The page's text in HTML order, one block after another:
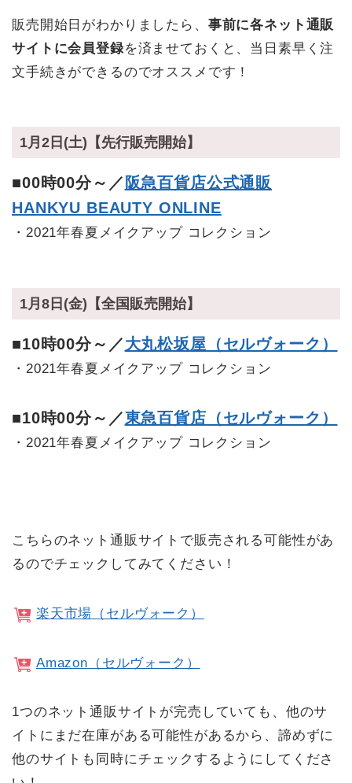
販売開始日がわかりましたら、 事前に各ネット通販
サイトに会員登録を済ませておくと、当日素早く注
文手続きができるのでオススメです！
1月2日(土)【先行販売開始】
■00時00分～／ 阪急百貨店公式通販
HANKYU BEAUTY ONLINE
・2021年春夏メイクアップ コレクション
1月8日(金)【全国販売開始】
■10時00分～／大丸松坂屋（セルヴォーク）
・2021年春夏メイクアップ コレクション
■10時00分～／東急百貨店（セルヴォーク）
・2021年春夏メイクアップ コレクション
こちらのネット通販サイトで販売される可能性があ
るのでチェックしてみてください！
楽天市場（セルヴォーク）
Amazon（セルヴォーク）
1つのネット通販サイトが完売していても、他のサ
イトにまだ在庫がある可能性があるから、諦めずに
他のサイトも同時にチェックするようにしてくださ